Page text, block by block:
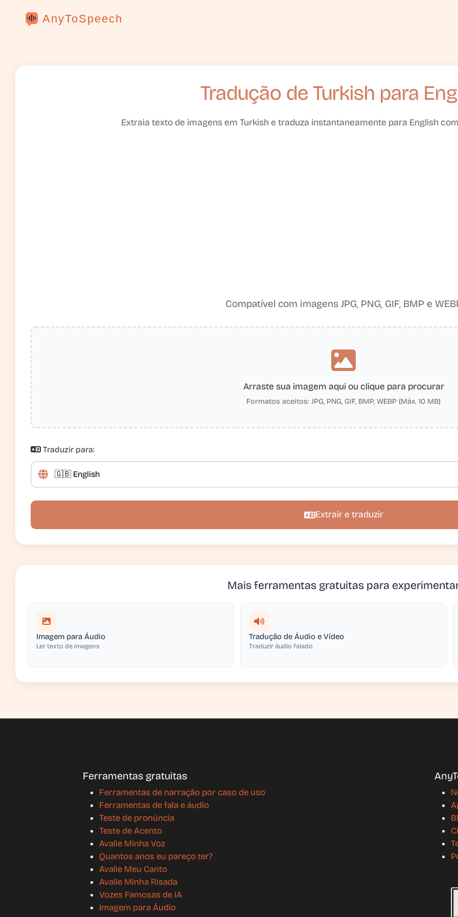
AnyToSpeech
Tradução de Turkish para
Extraia texto de imagens em Turkish e traduza instantaneamente para English
Compatível com imagens JPG, PNG, GIF, BMP e
Arraste sua imagem aqui ou clique para procurar
Formatos aceitos: JPG, PNG, GIF, BMP, WEBP (Máx. 10 MB)
Traduzir para:
Extrair e traduzir
Mais ferramentas gratuitas para
Imagem para Áudio
Ler texto de imagens
Tradução de Áudio e Vídeo
Traduzir áudio falado
Ferramentas gratuitas
Ferramentas de narração por caso de uso
Ferramentas de fala e áudio
Teste de pronúncia
Teste de Acento
Avalie Minha Voz
Quantos anos eu pareço ter?
Avalie Meu Canto
Avalie Minha Risada
Vozes Famosas de IA
Imagem para Áudio